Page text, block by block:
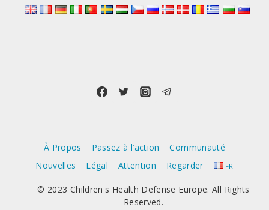
À Propos Passez à l’action
Communauté
Nouvelles
Légal Attention Regarder FR
© 2023 Children's Health Defense Europe. All Rights
Reserved.